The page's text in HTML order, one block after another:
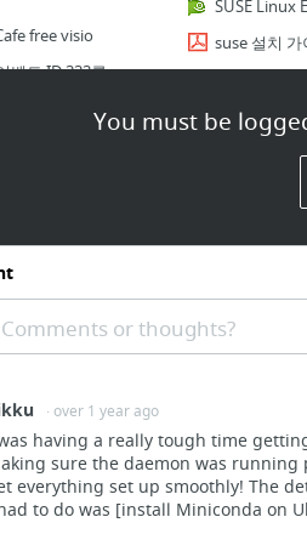
You must be
free visio
많은 이벤트 ID 333를 사용 하 여 Windows Server 2003 기반 컴퓨터에서 시스템 로그에 추가 됩니다.
▒ (주)인디넷 기술부 일정 ▒
suse 설치 가
Comments or thoughts?
· over 1 year ago
having a really tough time
sure the daemon was
everything set up smoothly! The
to do was [install Miniconda on